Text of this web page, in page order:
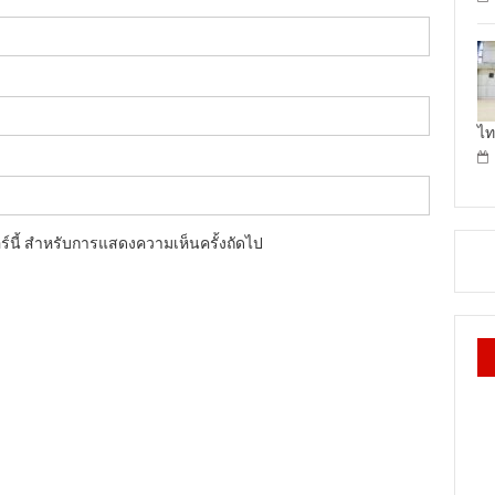
นี้ สำหรับการแสดงความเห็นครั้งถัดไป
ไ